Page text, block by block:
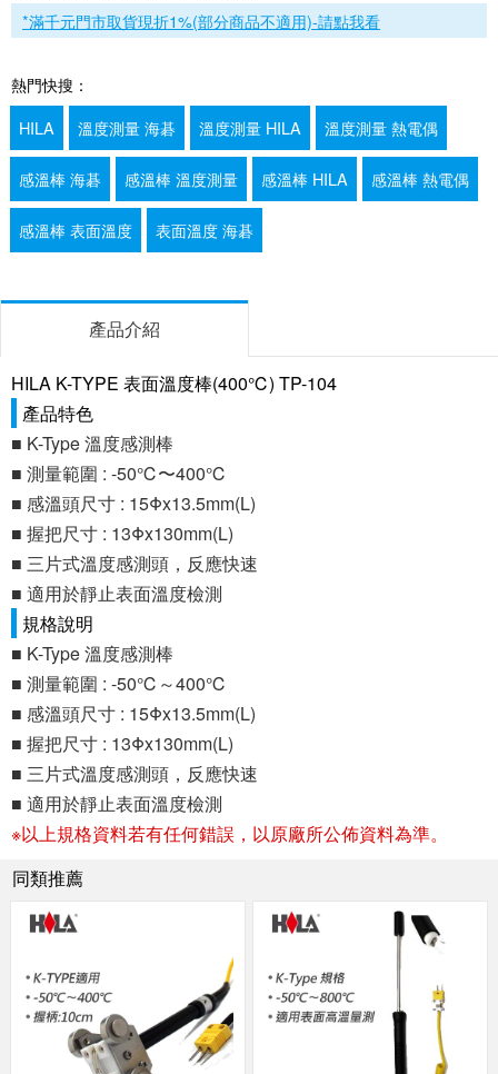
*滿千元門市取貨現折1%(部分商品不適用)-請點我看
熱門快搜：
HILA
溫度測量 海碁 溫度測量 HILA 溫度測量 熱電偶
感溫棒 海碁 感溫棒 溫度測量 感溫棒 HILA 感溫棒 熱電偶
感溫棒 表面溫度 表面溫度 海碁
產品介紹
HILA K-TYPE 表面溫度棒(400℃) TP-104
產品特色
■ K-Type 溫度感測棒
■ 測量範圍 : -50℃〜400℃
■ 感溫頭尺寸 : 15Φx13.5mm(L)
■ 握把尺寸 : 13Φx130mm(L)
■ 三片式溫度感測頭，反應快速
■ 適用於靜止表面溫度檢測
規格說明
■ K-Type 溫度感測棒
■ 測量範圍 : -50℃～400℃
■ 感溫頭尺寸 : 15Φx13.5mm(L)
■ 握把尺寸 : 13Φx130mm(L)
■ 三片式溫度感測頭，反應快速
■ 適用於靜止表面溫度檢測
※以上規格資料若有任何錯誤，以原廠所公佈資料為準。
同類推薦